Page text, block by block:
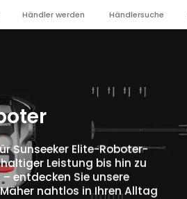
Händler werden Händlersuche
Sunseeker Elite-Roboter-
Leistung bis hin zu
entdecken Sie unsere
nahtlos in Ihren Alltag